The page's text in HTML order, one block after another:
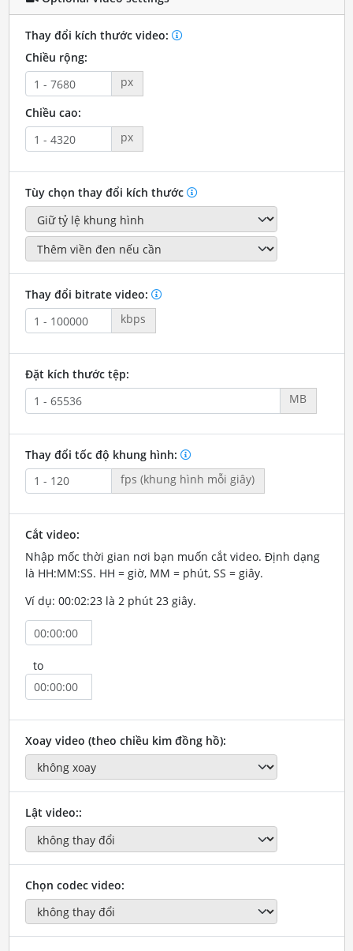
Thay đổi kích thước video:
Chiều rộng:
px
Chiều cao:
px
Tùy chọn thay đổi kích thước
Thay đổi bitrate video:
kbps
Đặt kích thước tệp:
MB
Thay đổi tốc độ khung hình:
fps (khung hình mỗi giây)
Cắt video:
Nhập mốc thời gian nơi bạn muốn cắt video. Định dạng
là HH:MM:SS. HH = giờ, MM = phút, SS = giây.
Ví dụ: 00:02:23 là 2 phút 23 giây.
to
Xoay video (theo chiều kim đồng hồ):
Lật video::
Chọn codec video: